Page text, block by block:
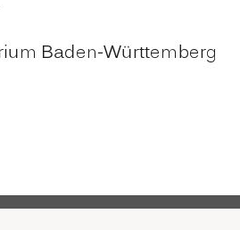
Baden-Württemberg